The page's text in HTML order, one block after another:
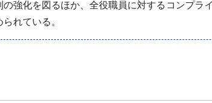
強化を図るほか、全役職員に対するコンプラ
れている。